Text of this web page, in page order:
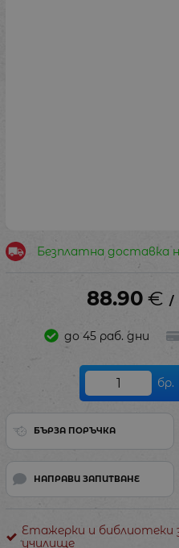
Безплатна доставка
88.90 € /
до 45 раб. дни
бр.
БЪРЗА ПОРЪЧКА
НАПРАВИ ЗАПИТВАНЕ
Етажерки и библиотеки
училище